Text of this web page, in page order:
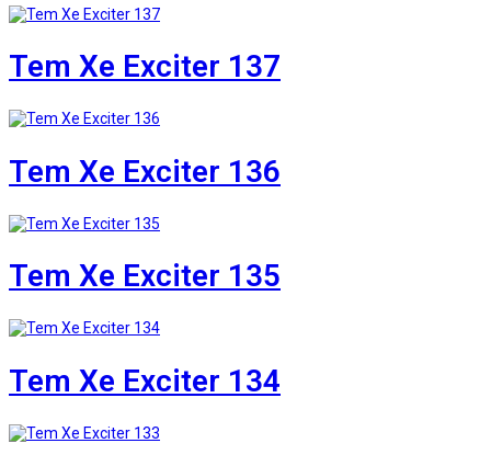
Tem Xe Exciter 137
Tem Xe Exciter 136
Tem Xe Exciter 135
Tem Xe Exciter 134